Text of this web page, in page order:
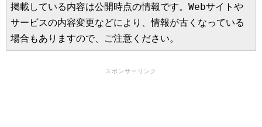
掲載している内容は公開時点の情報です。Webサイトや
サービスの内容変更などにより、情報が古くなっている
場合もありますので、ご注意ください。
スポンサーリンク